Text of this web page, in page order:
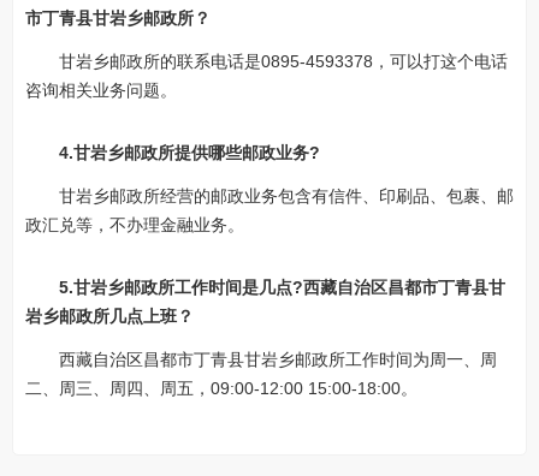
市丁青县甘岩乡邮政所？
甘岩乡邮政所的联系电话是0895-4593378，可以打这个电话
咨询相关业务问题。
4.甘岩乡邮政所提供哪些邮政业务?
甘岩乡邮政所经营的邮政业务包含有信件、印刷品、包裹、邮
政汇兑等，不办理金融业务。
5.甘岩乡邮政所工作时间是几点?西藏自治区昌都市丁青县甘
岩乡邮政所几点上班？
西藏自治区昌都市丁青县甘岩乡邮政所工作时间为周一、周
二、周三、周四、周五，09:00-12:00 15:00-18:00。